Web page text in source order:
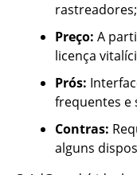
Preço: A
licença
Prós:
frequentes e
Contras:
alguns